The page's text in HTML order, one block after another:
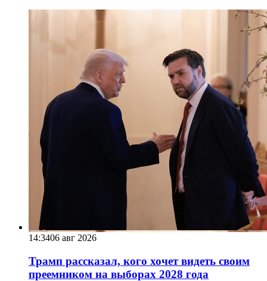
14:3406 авг 2026
Трамп рассказал, кого хочет видеть своим
преемником на выборах 2028 года